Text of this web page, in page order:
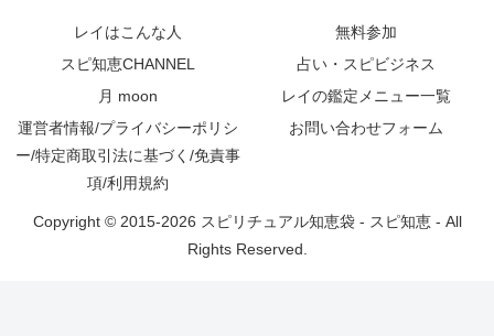
レイはこんな人
無料参加
スピ知恵CHANNEL
占い・スピビジネス
月 moon
レイの鑑定メニュー一覧
運営者情報/プライバシーポリシ
ー/特定商取引法に基づく/免責事
項/利用規約
お問い合わせフォーム
Copyright © 2015-2026 スピリチュアル知恵袋 - スピ知恵 - All
Rights Reserved.